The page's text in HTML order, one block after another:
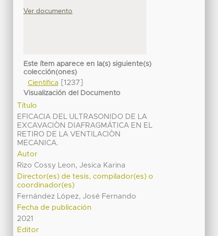
Ver documento
Este ítem aparece en la(s) siguiente(s)
colección(ones)
Científica[1237]
Visualización del Documento
Título
EFICACIA DEL ULTRASONIDO DE LA
EXCAVACIÒN DIAFRAGMÁTICA EN EL
RETIRO DE LA VENTILACIÒN
MECANICA.
Autor
Rizo Cossy Leon, Jesica Karina
Director(es) de tesis, compilador(es) o
coordinador(es)
Fernández López, José Fernando
Fecha de publicación
2021
Editor